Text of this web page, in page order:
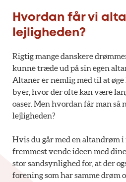
Hvordan får vi
lejligheden?
Rigtig mange danskere
kunne træde ud på sin egen
Altaner er nemlig med til at
byer, hvor der ofte kan være
oaser. Men hvordan får man så
lejligheden?
Hvis du går med en altandrøm
fremmest vende ideen med
stor sandsynlighed for, at der
forening som har samme drøm